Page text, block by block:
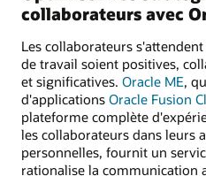
collaborateurs avec
Les collaborateurs
de travail soient positives,
et significatives. Oracle ME,
d'applications Oracle Fusion
plateforme complète
les collaborateurs dans leurs
personnelles, fournit un
rationalise la communication